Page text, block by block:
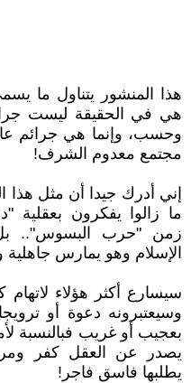
هذا المنشور يتناول ما
هي في الحقيقة ليست
وحسب، وإنما هي جرائم
مجتمع معدوم الشرف!
إني أدرك جيدا أن مثل هذا
ما زالوا يفكرون بعقلية
زمن "حرب البسوس"..
الإسلام وهو يمارس جاهلية
سيسارع أكثر هؤلاء
وسيعتبرونه دعوة أو ترويجا
بعجيب أو غريب فبالنسبة
يصدر عن العقل كفر
يطلبها فاسق فاجر!